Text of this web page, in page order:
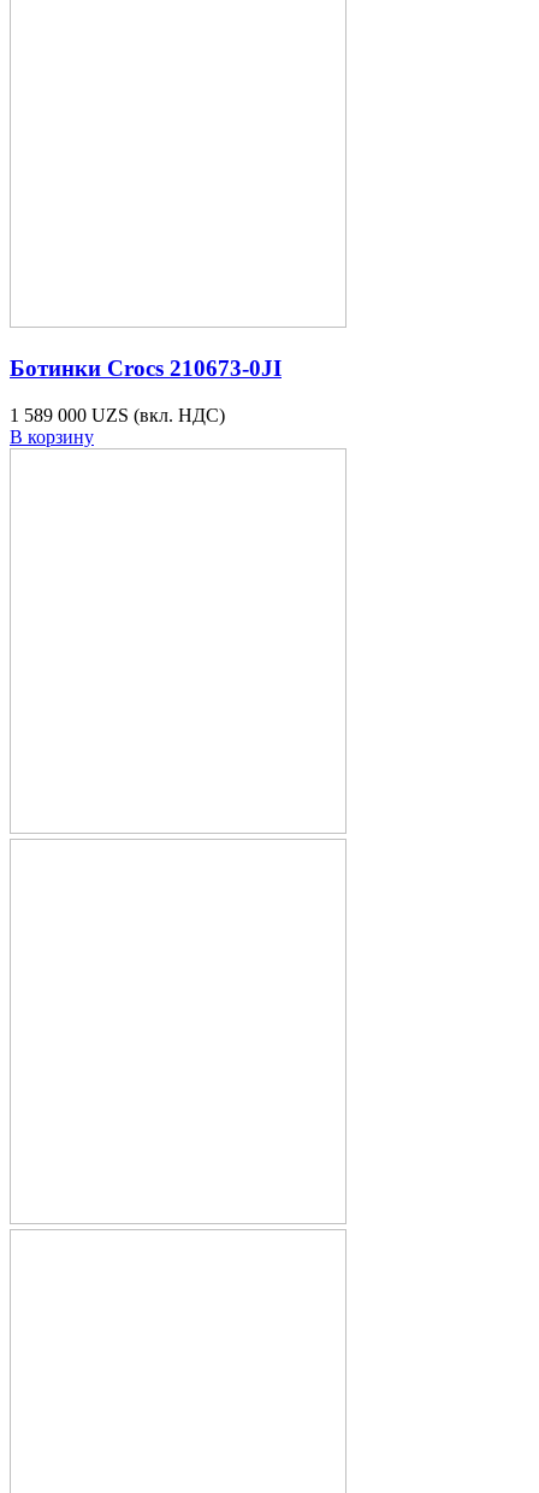
Ботинки Crocs 210673-0JI
1 589 000 UZS (вкл. НДС)
В корзину